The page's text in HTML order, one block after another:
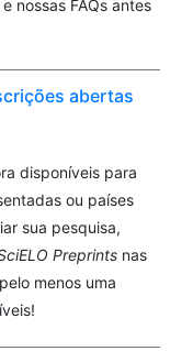
nossas FAQs antes
abertas
disponíveis para
ou países
sua pesquisa,
Preprints nas
menos uma